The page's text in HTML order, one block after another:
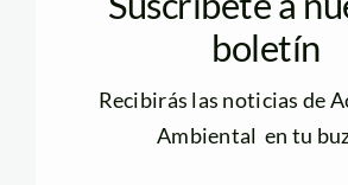
boletín
Recibirás las noticias de
Ambiental en tu